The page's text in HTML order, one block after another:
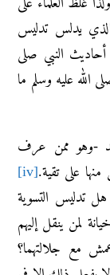
يدلس تدليس
أحاديث النبي صلى
الله عليه وسلم ما
-وهو ممن عرف
على تقية.[iv]
تدليس التسوية
لمن ينقل إليهم
مع جلالتهما؟